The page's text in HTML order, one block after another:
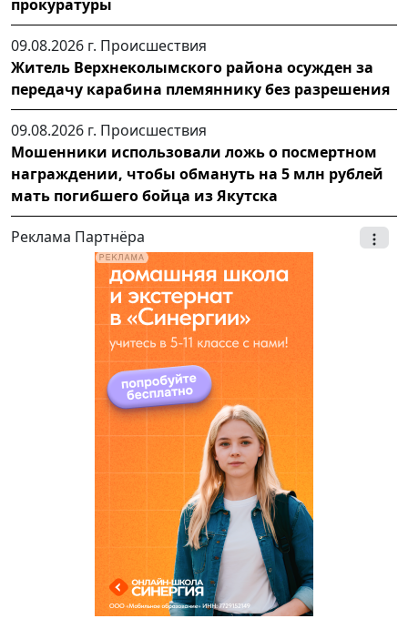
прокуратуры
09.08.2026 г. Происшествия
Житель Верхнеколымского района осужден за
передачу карабина племяннику без разрешения
09.08.2026 г. Происшествия
Мошенники использовали ложь о посмертном
награждении, чтобы обмануть на 5 млн рублей
мать погибшего бойца из Якутска
Реклама Партнёра